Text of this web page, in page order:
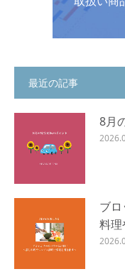
最近の記事
8月
ブ
料